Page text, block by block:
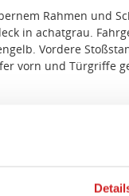
Rahmen und
in achatgrau.
Vordere
vorn und Türgriffe